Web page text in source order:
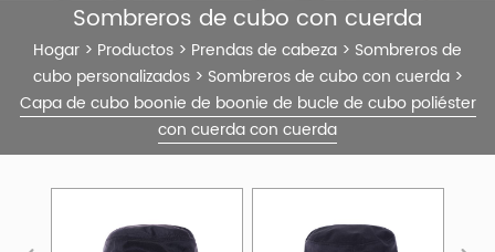
Sombreros de cubo con cuerda
Hogar > Productos > Prendas de cabeza > Sombreros de
cubo personalizados> Sombreros de cubo con cuerda>
Capa de cubo boonie de boonie de bucle de cubo poliéster
con cuerda con cuerda